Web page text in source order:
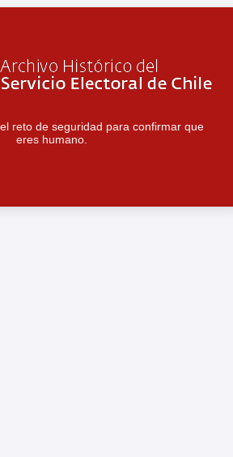
reto de seguridad para confirmar que
eres humano.